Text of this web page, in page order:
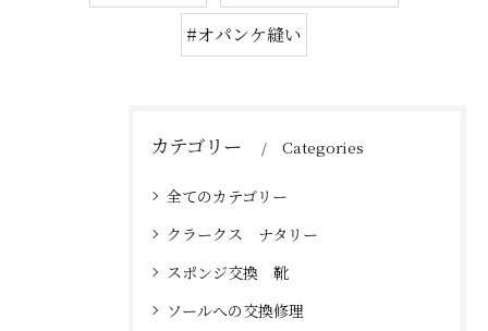
#オパンケ縫い
カテゴリー Categories
全てのカテゴリー
クラークス ナタリー
スポンジ交換 靴
ソールへの交換修理